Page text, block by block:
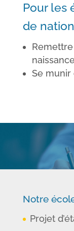
Pour les
de
Se munir
Notre
Projet